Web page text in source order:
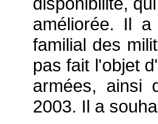
améliorée. Il a
familial des
pas fait l'objet
armées, ainsi
2003. Il a